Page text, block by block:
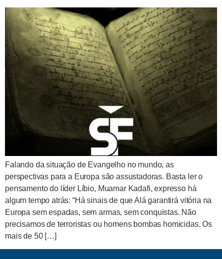
Falando da situação de Evangelho no mundo, as
perspectivas para a Europa são assustadoras. Basta ler o
pensamento do líder Líbio, Muamar Kadafi, expresso há
algum tempo atrás: “Há sinais de que Alá garantirá vitória na
Europa sem espadas, sem armas, sem conquistas. Não
precisamos de terroristas ou homens bombas homicidas. Os
mais de 50 […]